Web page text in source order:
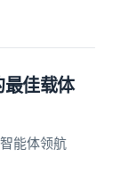
佳载体
能体领航